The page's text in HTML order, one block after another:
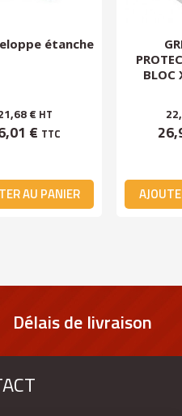
étanche
€ HT
€ TTC
AU PANIER
BLOC
Délais de livraison